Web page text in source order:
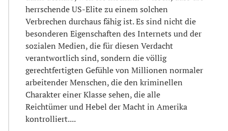
herrschende US-Elite zu einem solchen
Verbrechen durchaus fähig ist. Es sind nicht die
besonderen Eigenschaften des Internets und der
sozialen Medien, die für diesen Verdacht
verantwortlich sind, sondern die völlig
gerechtfertigten Gefühle von Millionen normaler
arbeitender Menschen, die den kriminellen
Charakter einer Klasse sehen, die alle
Reichtümer und Hebel der Macht in Amerika
kontrolliert....